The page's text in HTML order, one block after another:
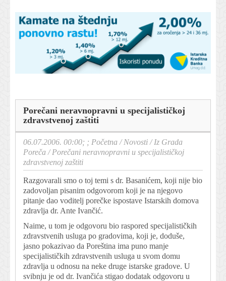
Porečani neravnopravni u specijalističkoj
zdravstvenoj zaštiti
06.07.2006. 00:00; ; Početna /Novosti /Iz Grada
Poreča /Porečani neravnopravni u specijalističkoj
zdravstvenoj zaštiti
Razgovarali smo o toj temi s dr. Basanićem, koji nije bio
zadovoljan pisanim odgovorom koji je na njegovo
pitanje dao voditelj porečke ispostave Istarskih domova
zdravlja dr. Ante Ivančić.
Naime, u tom je odgovoru bio raspored specijalističkih
zdravstvenih usluga po gradovima, koji je, doduše,
jasno pokazivao da Poreština ima puno manje
specijalističkih zdravstvenih usluga u svom domu
zdravlja u odnosu na neke druge istarske gradove. U
svibnju je od dr. Ivančića stigao dodatak odgovoru u